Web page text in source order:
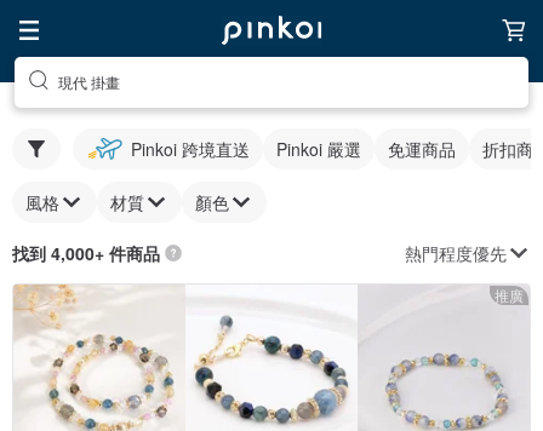
現代 掛畫
Pinkoi 跨境直送 Pinkoi 嚴選 免運商品 折扣商
風格 材質 顏色
找到 4,000+ 件商品 熱門程度優先
推廣